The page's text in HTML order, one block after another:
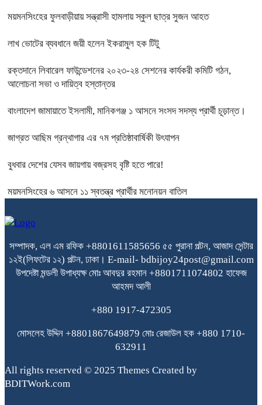
ময়মনসিংহের ফুলবাড়ীয়ায় সন্ত্রাসী হামলায় স্কুল ছাত্র সুজন আহত
লাখ ভোটের ব্যবধানে জয়ী হলেন ইকরামুল হক টিটু
রক্তদানে লিবারেল ফাউন্ডেশনের ২০২৩-২৪ সেশনের কার্যকরী কমিটি গঠন,
আলোচনা সভা ও দায়িত্ব হস্তান্তর
বাংলাদেশ জামায়াতে ইসলামী, মানিকগঞ্জ ১ আসনে সংসদ সদস্য প্রার্থী চূড়ান্ত।
জাগ্রত আছিম গ্রন্থাগার এর ৭ম প্রতিষ্ঠাবার্ষিকী উৎযাপন
বুধবার দেশের যেসব জায়গায় বজ্রসহ বৃষ্টি হতে পারে!
ময়মনসিংহের ৬ আসনে ১১ স্বতন্ত্র প্রার্থীর মনোনয়ন বাতিল
সম্পাদক, এল এম রফিক +8801611585656 ৫৫ পুরানা পল্টন, আজাদ সেন্টার
১২ই(লিফটের ১২) পল্টন, ঢাকা। E-mail- bdbijoy24post@gmail.com
উপদেষ্টা মন্ডলী উপাধ্যক্ষ মোঃ আবদুর রহমান +8801711074802 হাফেজ
আহমদ আলী
+880 1917-472305
মোসলেহ উদ্দিন +8801867649879 মোঃ রেজাউল হক +880 1710-
632911
All rights reserved © 2025 Themes Created by
BDITWork.com